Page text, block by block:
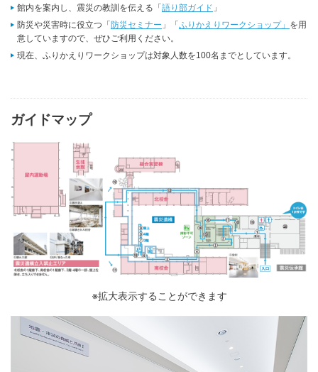
館内を案内し、震災の教訓を伝える「 語り部ガイド 」
防災や災害時に役立つ「 防災セミナー 」「 ふりかえりワークショップ」 を用
意していますので、ぜひご利用ください。
現在、ふりかえりワークショップは対象人数を100名までとしています。
ガイドマップ
※拡大表示することができます